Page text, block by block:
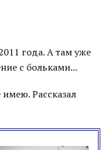
года. А там уже
с больками...
Рассказал